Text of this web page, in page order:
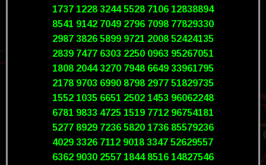
1737 1228 3244 5528 7106 12838894
8541 9142 7049 2796 7098 77829330
2987 3826 5899 9721 2008 52424135
2839 7477 6303 2250 0963 95267051
1808 2044 3270 7948 6649 33961795
2178 9703 6990 8798 2977 51829735
1552 1035 6651 2502 1453 96062248
6781 9833 4725 1519 7712 96754181
5277 8929 7236 5820 1736 85579236
4029 3326 7112 9018 3347 52629557
6362 9030 2557 1844 8516 14827546